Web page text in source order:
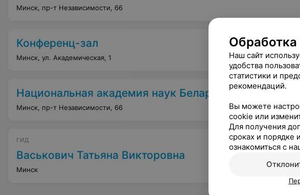
Минск, пр-т Независимости, 66
Конференц-зал
Минск, ул. Академическая, 1
Национальная академия наук Беларуси
Минск, пр-т Независимости, 66
ГИД
Васькович Татьяна Викторовна
Минск
Наш сайт
удобства
статистики и
рекомендаций.
Вы можете
cookie или
Для получения
сроках и порядке
ознакомиться с